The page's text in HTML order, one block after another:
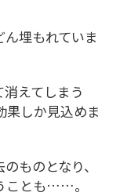
埋もれていま
えてしまう
果しか見込めま
ものとなり、
ことも……。